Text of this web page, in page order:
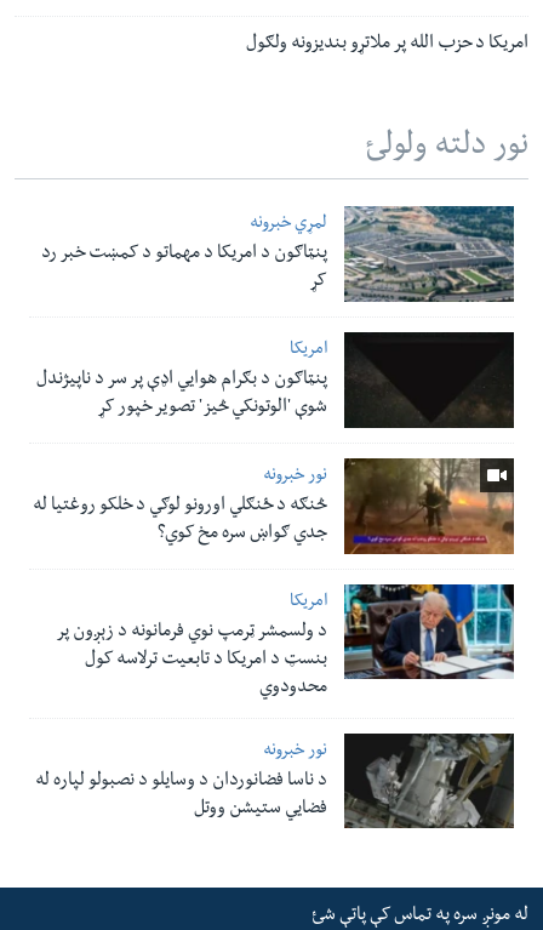
امریکا د حزب الله پر ملاتړو بندیزونه ولګول
نور دلته ولولئ
لمړي خبرونه
پنټاګون د امریکا د مهماتو د کمښت خبر رد
کړ
امریکا
پنټاګون د بګرام هوایي اډې پر سر د ناپيژندل
شوې 'الوتونکي څيز' تصویر خپور کړ
نور خبرونه
څنګه د ځنګلي اورونو لوګي د خلکو روغتیا له
جدي ګواښ سره مخ کوي؟
امریکا
د ولسمشر ټرمپ نوي فرمانونه د زېږون پر
بنسټ د امریکا د تابعیت ترلاسه کول
محدودوي
نور خبرونه
د ناسا فضانوردان د وسایلو د نصبولو لپاره له
فضایي ستیشن ووتل
له مونږ سره په تماس کې پاتې شئ